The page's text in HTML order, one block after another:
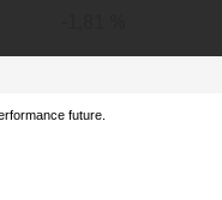
future.